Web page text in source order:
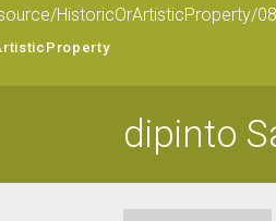
HistoricOrArtisticProperty/
dipinto